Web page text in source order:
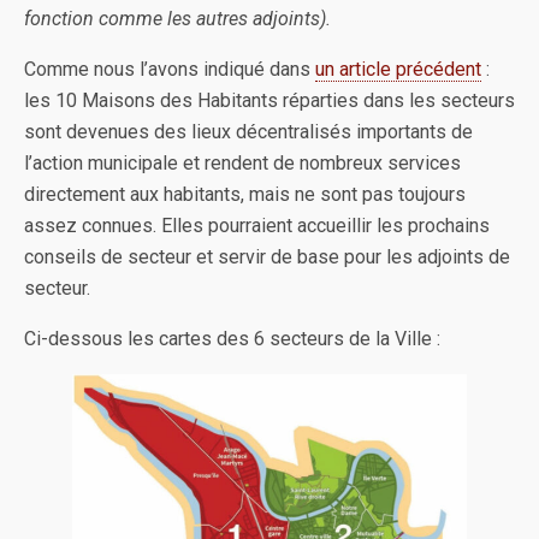
fonction comme les autres adjoints).
Comme nous l’avons indiqué dans un article précédent :
les 10 Maisons des Habitants réparties dans les secteurs
sont devenues des lieux décentralisés importants de
l’action municipale et rendent de nombreux services
directement aux habitants, mais ne sont pas toujours
assez connues. Elles pourraient accueillir les prochains
conseils de secteur et servir de base pour les adjoints de
secteur.
Ci-dessous les cartes des 6 secteurs de la Ville :